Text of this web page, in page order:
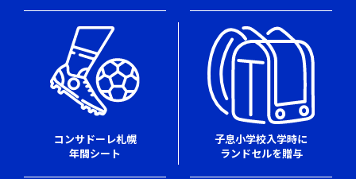
コンサドーレ札幌
年間シート
子息小学校入学時に
ランドセルを贈与